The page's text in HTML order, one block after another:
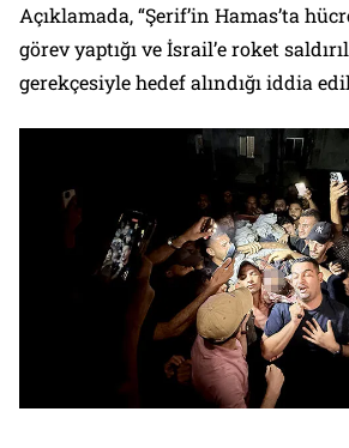
Açıklamada, “Şerif’in Hamas’ta
görev yaptığı ve İsrail’e roket
gerekçesiyle hedef alındığı iddia